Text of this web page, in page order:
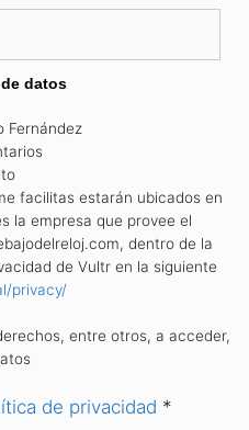
datos
Fernández
facilitas estarán ubicados en
la empresa que provee el
dentro de la
de Vultr en la siguiente
privacy/
entre otros, a acceder,
de privacidad *